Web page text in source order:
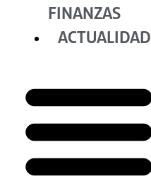
FINANZAS
ACTUALIDAD